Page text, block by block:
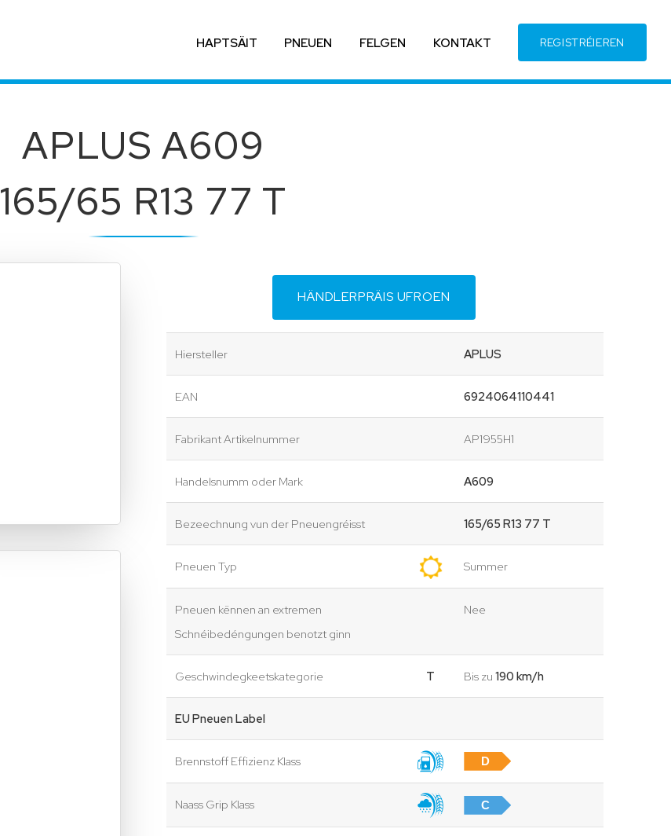
HAPTSÄIT PNEUEN FELGEN KONTAKT REGISTRÉIEREN
APLUS A609
165/65 R13 77 T
HÄNDLERPRÄIS UFROEN
Hiersteller APLUS
EAN 6924064110441
Fabrikant Artikelnummer AP1955H1
Handelsnumm oder Mark A609
Bezeechnung vun der Pneuengréisst 165/65 R13 77 T
Pneuen Typ Summer
Pneuen kënnen an extremen
Schnéibedéngungen benotzt ginn
Nee
Geschwindegkeetskategorie T Bis zu190 km/h
EU Pneuen Label
Brennstoff Effizienz Klass D
Naass Grip Klass C